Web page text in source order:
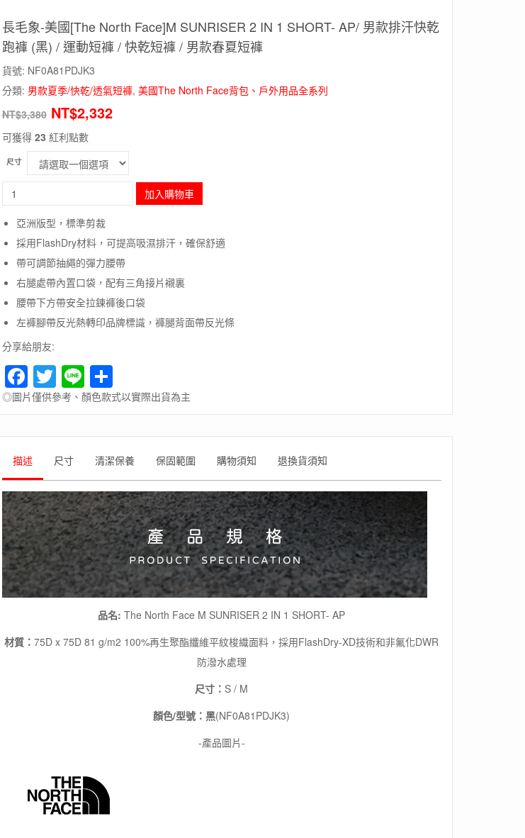
長毛象-美國[The North Face]M SUNRISER 2 IN 1 SHORT- AP/ 男款排汗快乾
跑褲 (黑) / 運動短褲 / 快乾短褲 / 男款春夏短褲
貨號: NF0A81PDJK3
分類: 男款夏季/快乾/透氣短褲, 美國The North Face背包、戶外用品全系列
NT$3,380 NT$2,332
可獲得 23 紅利點數
尺寸
毛
國
[The
Face]M
SUNRISER
1
AP/
男
款
排
(黑)
/
運
動
短
褲
/
快
褲
加入購物車
亞洲版型，標準剪裁
採用FlashDry材料，可提高吸濕排汗，確保舒適
帶可調節抽繩的彈力腰帶
右腿處帶內置口袋，配有三角接片襯裏
腰帶下方帶安全拉鍊褲後口袋
左褲腳帶反光熱轉印品牌標識，褲腿背面帶反光條
分享給朋友:
Facebook
Twitter
LineShare
◎圖片僅供參考、顏色款式以實際出貨為主
描述 尺寸 清潔保養 保固範圍 購物須知 退換貨須知
品名: The North Face M SUNRISER 2 IN 1 SHORT- AP
材質：75D x 75D 81 g/m2 100%再生聚酯纖維平紋梭織面料，採用FlashDry-XD技術和非氟化DWR
防潑水處理
尺寸：S / M
顏色/型號：黑(NF0A81PDJK3)
-產品圖片-